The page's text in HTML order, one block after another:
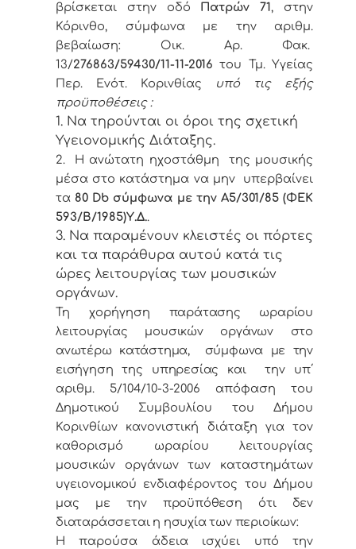
βρίσκεται στην οδό Πατρών 71, στην
Κόρινθο, σύμφωνα με την αριθμ.
βεβαίωση: Οικ. Αρ. Φακ.
13/276863/59430/11-11-2016 του Τμ. Υγείας
Περ. Ενότ. Κορινθίας
υπό τις εξής
προϋποθέσεις :
1. Να τηρούνται οι όροι της σχετική
Υγειονομικής Διάταξης.
2. Η ανώτατη ηχοστάθμη της μουσικής
μέσα στο κατάστημα να μην υπερβαίνει
τα 80 Db σύμφωνα με την Α5/301/85 (ΦΕΚ
593/Β/1985)Υ.Δ..
3. Να παραμένουν κλειστές οι πόρτες
και τα παράθυρα αυτού κατά τις
ώρες λειτουργίας των μουσικών
οργάνων.
Τη χορήγηση παράτασης ωραρίου
λειτουργίας μουσικών οργάνων στο
ανωτέρω κατάστημα, σύμφωνα με την
εισήγηση της υπηρεσίας και την υπ΄
αριθμ. 5/104/10-3-2006 απόφαση του
Δημοτικού Συμβουλίου του Δήμου
Κορινθίων κανονιστική διάταξη για τον
καθορισμό ωραρίου λειτουργίας
μουσικών οργάνων των καταστημάτων
υγειονομικού ενδιαφέροντος του Δήμου
μας με την προϋπόθεση ότι δεν
διαταράσσεται η ησυχία των περιοίκων:
Η παρούσα άδεια ισχύει υπό την